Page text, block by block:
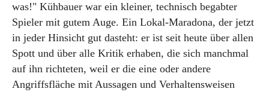
was!" Kühbauer war ein kleiner, technisch begabter
Spieler mit gutem Auge. Ein Lokal-Maradona, der jetzt
in jeder Hinsicht gut dasteht: er ist seit heute über allen
Spott und über alle Kritik erhaben, die sich manchmal
auf ihn richteten, weil er die eine oder andere
Angriffsfläche mit Aussagen und Verhaltensweisen